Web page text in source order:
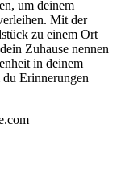
um deinem
Mit der
zu einem Ort
Zuhause nennen
in deinem
Erinnerungen